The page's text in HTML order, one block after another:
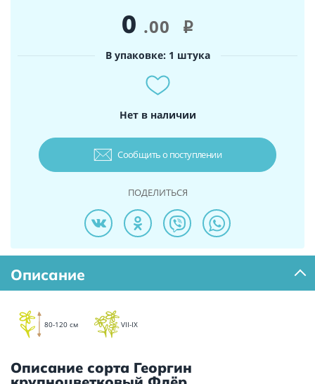
0 .00 i
В упаковке: 1 штука
Нет в наличии
Сообщить о поступлении
ПОДЕЛИТЬСЯ
Описание
80-120 см VII-IX
Описание сорта Георгин